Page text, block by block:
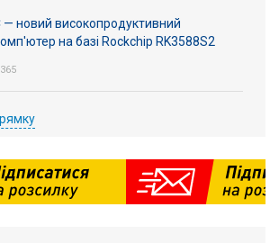
— новий високопродуктивний
на базі Rockchip RK3588S2
365